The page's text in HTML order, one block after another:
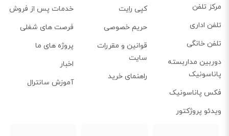
غیر ضرروری، از خواب بیدار شوید؛ قطعا خوشایند نخواهد بود. تلفن بیسیم KX-
TG3721 به‌خوبی این مشکل را رفع کرده است. به این منظور، تنها کافیست دستگاه
تلفن را در حالت Night یا همان شب، قرار دهید. در این صورت، با هر تماس تلنفی،
تنها چراغ نمایش‌گر روشن شده و هیچ صدایی، به گوش شما، نخواهد رسید.
مرکز تلفن
تلفن اداری
تلفن خانگی
دوربین مداربسته
پاناسونیک
فکس پاناسونیک
ویدئو پروژکتور
کپی رایت
حریم خصوصی
قوانین و مقررات
سایت
راهنمای خرید
خدمات پس از فروش
فرصت های شغلی
پروژه های ما
اخبار
آموزش سانترال